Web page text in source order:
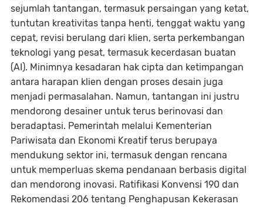
sejumlah tantangan, termasuk persaingan yang ketat,
tuntutan kreativitas tanpa henti, tenggat waktu yang
cepat, revisi berulang dari klien, serta perkembangan
teknologi yang pesat, termasuk kecerdasan buatan
(AI). Minimnya kesadaran hak cipta dan ketimpangan
antara harapan klien dengan proses desain juga
menjadi permasalahan. Namun, tantangan ini justru
mendorong desainer untuk terus berinovasi dan
beradaptasi. Pemerintah melalui Kementerian
Pariwisata dan Ekonomi Kreatif terus berupaya
mendukung sektor ini, termasuk dengan rencana
untuk memperluas skema pendanaan berbasis digital
dan mendorong inovasi. Ratifikasi Konvensi 190 dan
Rekomendasi 206 tentang Penghapusan Kekerasan